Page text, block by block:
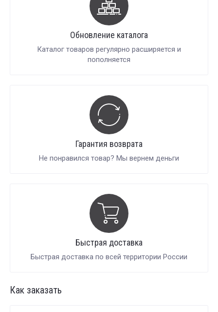
Обновление каталога
Каталог товаров регулярно расширяется и
пополняется
Гарантия возврата
Не понравился товар? Мы вернем деньги
Быстрая доставка
Быстрая доставка по всей территории России
Как заказать